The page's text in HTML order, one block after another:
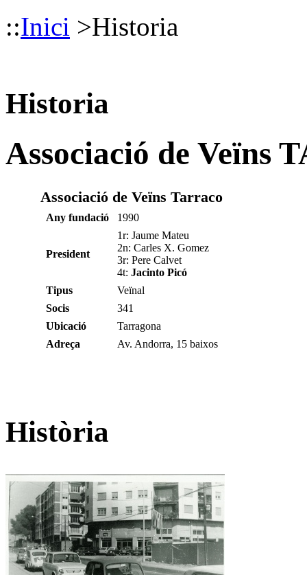
::Inici >Historia
Historia
Associació de Veïns
Associació de Veïns Tarraco
Any fundació 1990
President
1r: Jaume Mateu
2n: Carles X. Gomez
3r: Pere Calvet
4t: Jacinto Picó
Tipus
Veïnal
Socis
341
Ubicació
Tarragona
Adreça
Av. Andorra, 15 baixos
Història